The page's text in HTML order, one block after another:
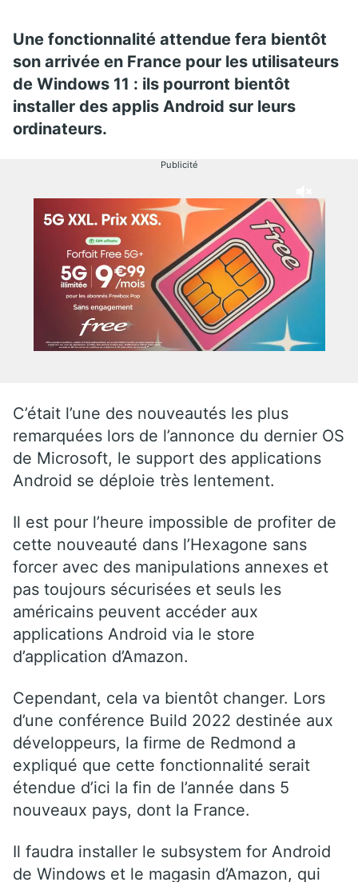
Une fonctionnalité attendue fera bientôt
son arrivée en France pour les utilisateurs
de Windows 11 : ils pourront bientôt
installer des applis Android sur leurs
ordinateurs.
Publicité
C’était l’une des nouveautés les plus
remarquées lors de l’annonce du dernier OS
de Microsoft, le support des applications
Android se déploie très lentement.
Il est pour l’heure impossible de profiter de
cette nouveauté dans l’Hexagone sans
forcer avec des manipulations annexes et
pas toujours sécurisées et seuls les
américains peuvent accéder aux
applications Android via le store
d’application d’Amazon.
Cependant, cela va bientôt changer. Lors
d’une conférence Build 2022 destinée aux
développeurs, la firme de Redmond a
expliqué que cette fonctionnalité serait
étendue d’ici la fin de l’année dans 5
nouveaux pays, dont la France.
Il faudra installer le subsystem for Android
de Windows et le magasin d’Amazon, qui